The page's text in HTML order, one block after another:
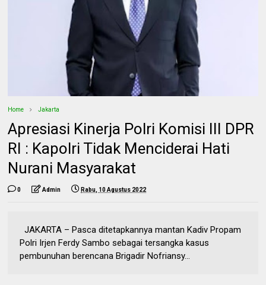
Home Jakarta
Apresiasi Kinerja Polri Komisi III DPR
RI : Kapolri Tidak Menciderai Hati
Nurani Masyarakat
0 Admin Rabu, 10 Agustus 2022
JAKARTA – Pasca ditetapkannya mantan Kadiv Propam
Polri Irjen Ferdy Sambo sebagai tersangka kasus
pembunuhan berencana Brigadir Nofriansy...